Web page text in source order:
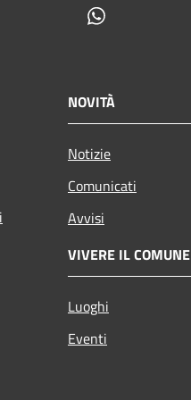
NOVITÀ
Notizie
Comunicati
Avvisi
VIVERE IL COMUNE
Luoghi
Eventi